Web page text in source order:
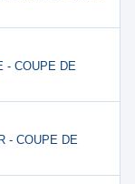
- COUPE DE
- COUPE DE